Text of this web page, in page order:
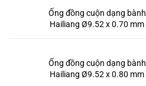
Ống đồng cuộn dạng bành
Hailiang Ø9.52 x 0.70 mm
Ống đồng cuộn dạng bành
Hailiang Ø9.52 x 0.80 mm